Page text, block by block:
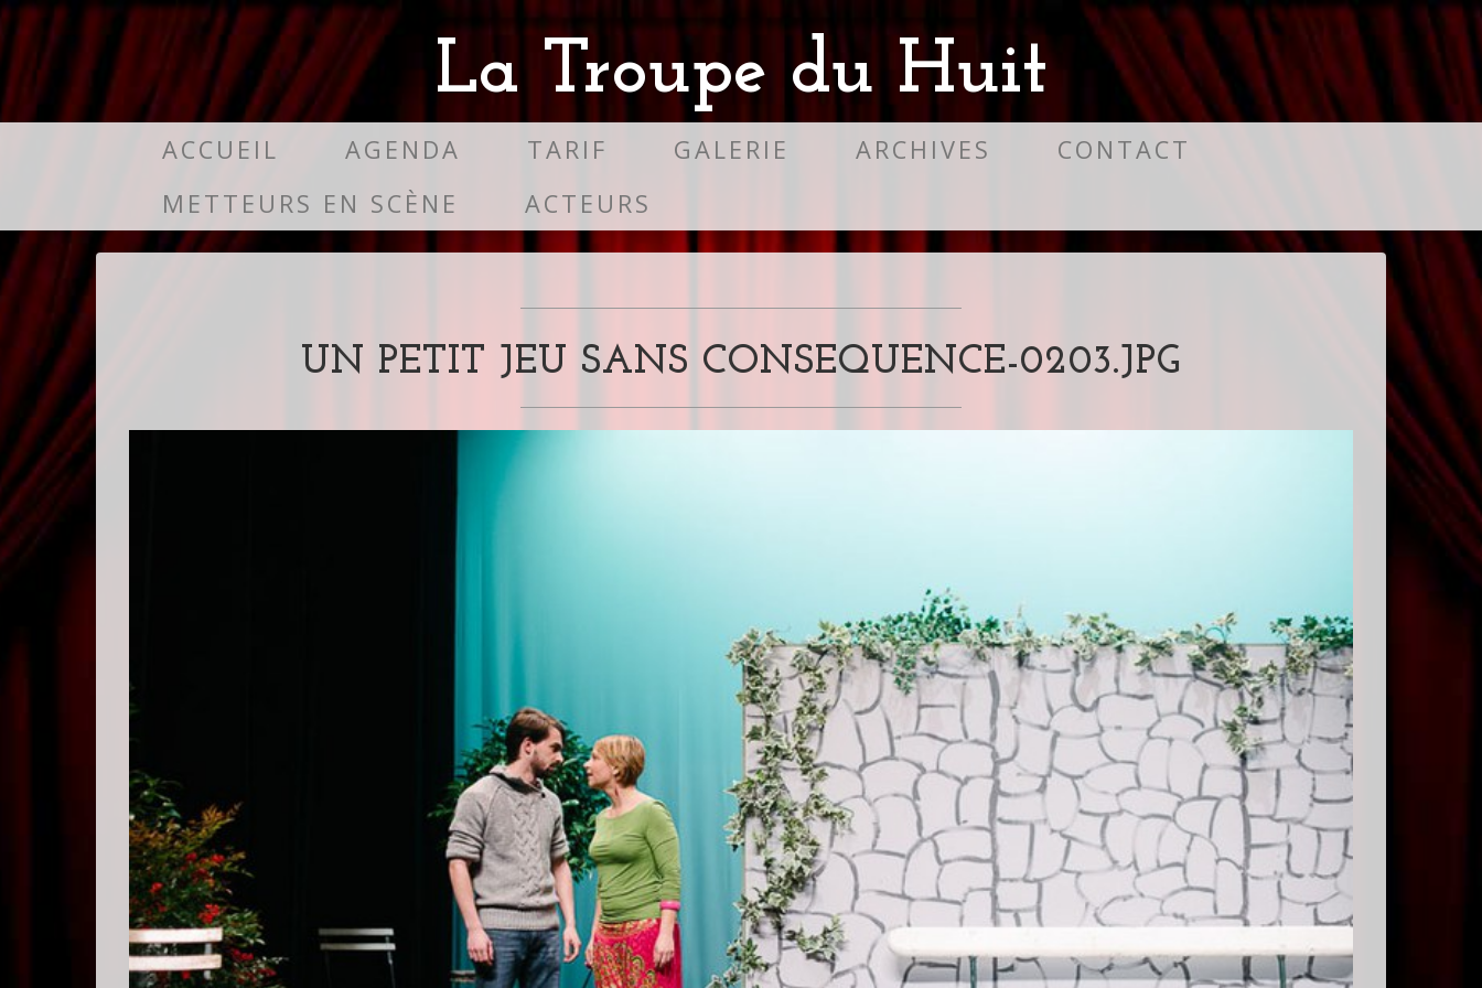
La Troupe du Huit
ACCUEIL AGENDA TARIF GALERIE ARCHIVES
CONTACT
METTEURS EN SCÈNE
ACTEURS
UN PETIT JEU SANS CONSEQUENCE-0203.JPG